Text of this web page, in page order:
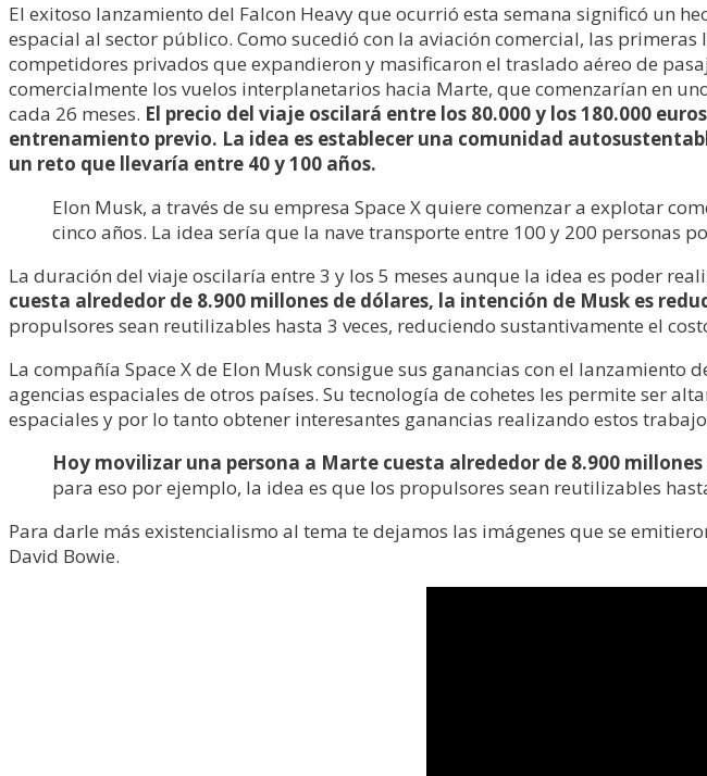
El exitoso lanzamiento del Falcon Heavy que ocurrió esta semana significó un
espacial al sector público. Como sucedió con la aviación comercial, las
competidores privados que expandieron y masificaron el traslado aéreo de
comercialmente los vuelos interplanetarios hacia Marte, que comenzarían en
cada 26 meses. El precio del viaje oscilará entre los 80.000 y los 180.000
entrenamiento previo. La idea es establecer una comunidad
un reto que llevaría entre 40 y 100 años.
Elon Musk, a través de su empresa Space X quiere comenzar a explotar
cinco años. La idea sería que la nave transporte entre 100 y 200 personas
La duración del viaje oscilaría entre 3 y los 5 meses aunque la idea es poder
cuesta alrededor de 8.900 millones de dólares, la intención de Musk es
propulsores sean reutilizables hasta 3 veces, reduciendo sustantivamente el
La compañía Space X de Elon Musk consigue sus ganancias con el
agencias espaciales de otros países. Su tecnología de cohetes les permite ser
espaciales y por lo tanto obtener interesantes ganancias realizando estos
Hoy movilizar una persona a Marte cuesta alrededor de 8.900
para eso por ejemplo, la idea es que los propulsores sean reutilizables
Para darle más existencialismo al tema te dejamos las imágenes que se
David Bowie.